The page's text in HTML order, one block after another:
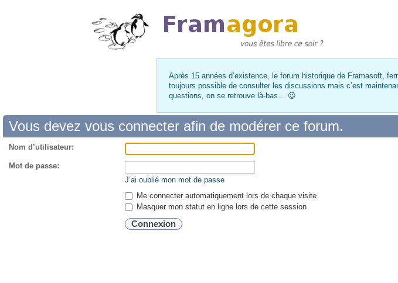
Après 15 années d’existence, le forum historique de Framasoft,
toujours possible de consulter les discussions mais c’est
questions, on se retrouve là-bas… 😉
Vous devez vous connecter afin de modérer ce forum.
Nom d’utilisateur:
Mot de passe:
J’ai oublié mon mot de passe
Me connecter automatiquement lors de chaque visite
Masquer mon statut en ligne lors de cette session